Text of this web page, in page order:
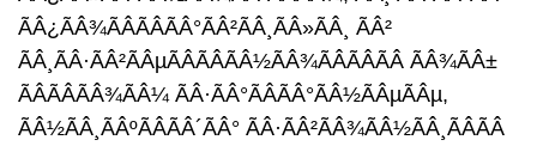
ÃÂ¿ÃÂ¾ÃÂÃÂÃÂ°ÃÂ²ÃÂ¸ÃÂ»ÃÂ¸ ÃÂ²
ÃÂ¸ÃÂ·ÃÂ²ÃÂµÃÂÃÂÃÂ½ÃÂ¾ÃÂÃÂÃÂ ÃÂ¾ÃÂ±
ÃÂÃÂÃÂ¾ÃÂ¼ ÃÂ·ÃÂ°ÃÂÃÂ°ÃÂ½ÃÂµÃÂµ,
ÃÂ½ÃÂ¸ÃÂºÃÂÃÂ´ÃÂ° ÃÂ·ÃÂ²ÃÂ¾ÃÂ½ÃÂ¸ÃÂÃÂ